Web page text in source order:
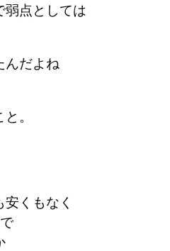
弱点としては
んだよね
。
くもなく